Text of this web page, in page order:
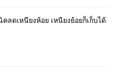
คลดเหนียงห้อย เหนียงย้อยก็เก็บได้